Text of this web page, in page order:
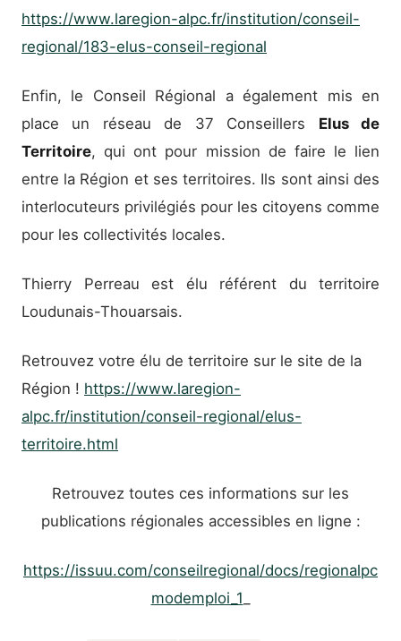
https://www.laregion-alpc.fr/institution/conseil-
regional/183-elus-conseil-regional
Enfin, le Conseil Régional a également mis en
place un réseau de 37 Conseillers Elus de
Territoire, qui ont pour mission de faire le lien
entre la Région et ses territoires. Ils sont ainsi des
interlocuteurs privilégiés pour les citoyens comme
pour les collectivités locales.
Thierry Perreau est élu référent du territoire
Loudunais-Thouarsais.
Retrouvez votre élu de territoire sur le site de la
Région ! https://www.laregion-
alpc.fr/institution/conseil-regional/elus-
territoire.html
Retrouvez toutes ces informations sur les
publications régionales accessibles en ligne :
https://issuu.com/conseilregional/docs/regionalpc
modemploi_1